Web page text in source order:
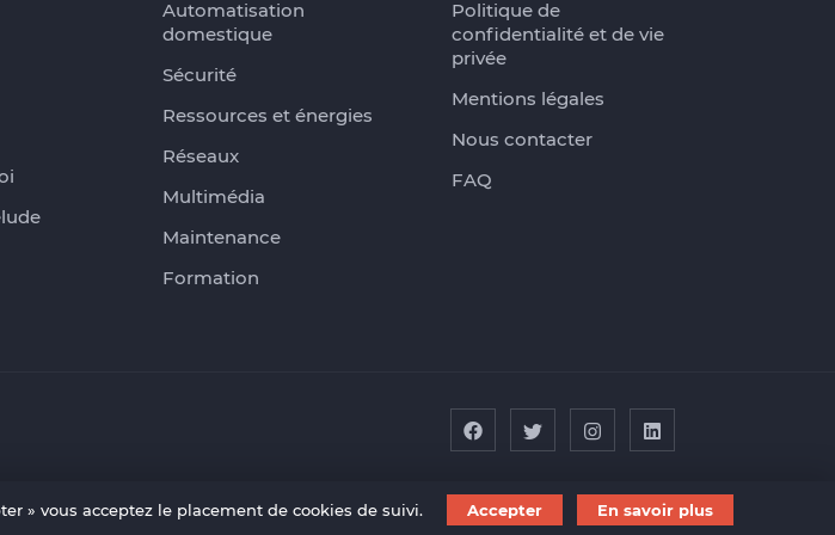
Automatisation
domestique
Sécurité
Ressources et énergies
Réseaux
Multimédia
Maintenance
Formation
Politique de
confidentialité et de vie
privée
Mentions légales
Nous contacter
FAQ
» vous acceptez le placement de cookies de suivi. Accepter En savoir plus